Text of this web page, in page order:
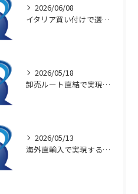
2026/06/08
イタリア買い付けで選ぶ本物アクセサリー
2026/05/18
卸売ルート直結で実現するブランド品の安価提供の秘密
2026/05/13
海外直輸入で実現するブランド品の高品質と安さ